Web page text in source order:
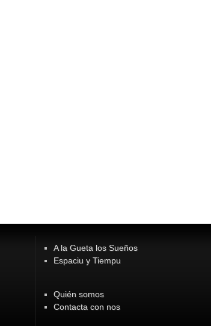
A la Gueta los Sueños
Espaciu y Tiempu
Quién somos
Contacta con nos